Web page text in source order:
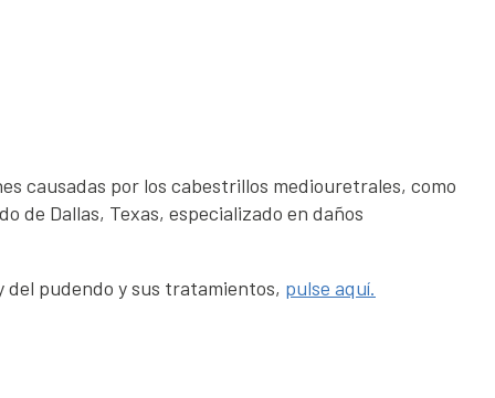
causadas por los cabestrillos mediouretrales, como
de Dallas, Texas, especializado en daños
del pudendo y sus tratamientos, pulse aquí.